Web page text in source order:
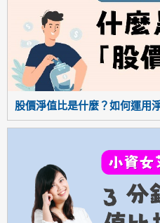
股價淨值比是什麼？如何運用